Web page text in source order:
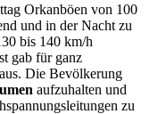
Orkanböen von 100
und in der Nacht zu
bis 140 km/h
gab für ganz
Die Bevölkerung
aufzuhalten und
zu